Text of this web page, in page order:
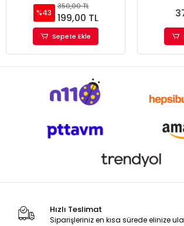
%43
350,00 TL
199,00 TL
Sepete Ekle
Hızlı Teslimat
Siparişleriniz en kısa sürede elinize